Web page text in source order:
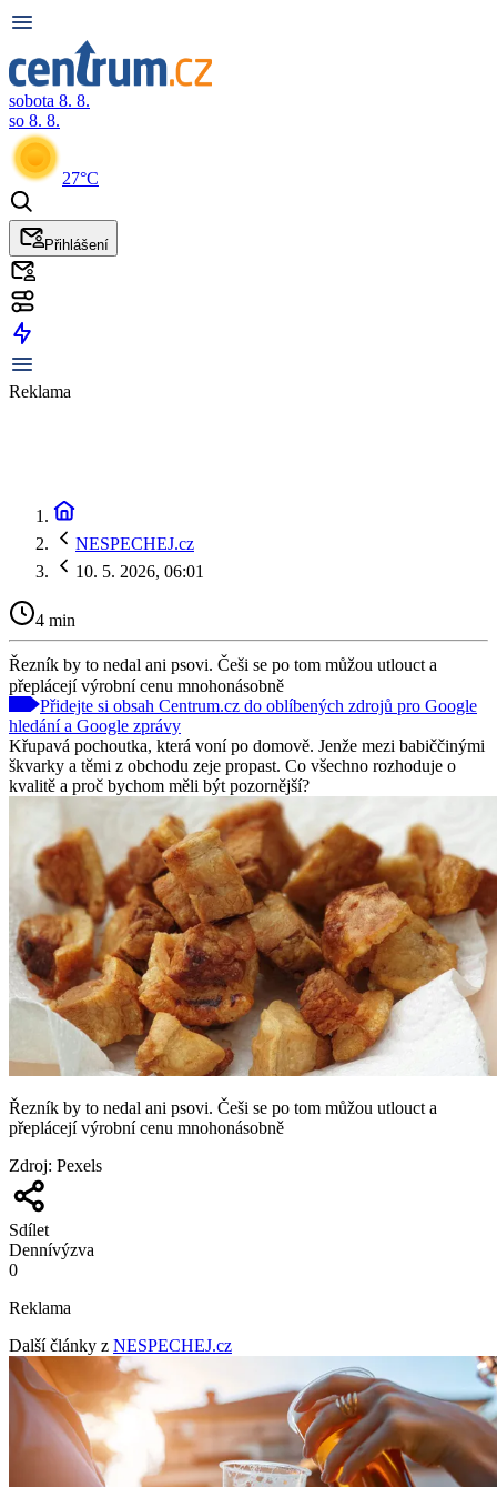
sobota 8. 8.
so 8. 8.
27°C
Přihlášení
Reklama
NESPECHEJ.cz
10. 5. 2026, 06:01
4 min
Řezník by to nedal ani psovi. Češi se po tom můžou utlouct a
přeplácejí výrobní cenu mnohonásobně
Přidejte si obsah Centrum.cz do oblíbených zdrojů pro Google
hledání a Google zprávy
Křupavá pochoutka, která voní po domově. Jenže mezi babiččinými
škvarky a těmi z obchodu zeje propast. Co všechno rozhoduje o
kvalitě a proč bychom měli být pozornější?
Řezník by to nedal ani psovi. Češi se po tom můžou utlouct a
přeplácejí výrobní cenu mnohonásobně
Zdroj: Pexels
Sdílet
Dennívýzva
0
Reklama
Další články z NESPECHEJ.cz